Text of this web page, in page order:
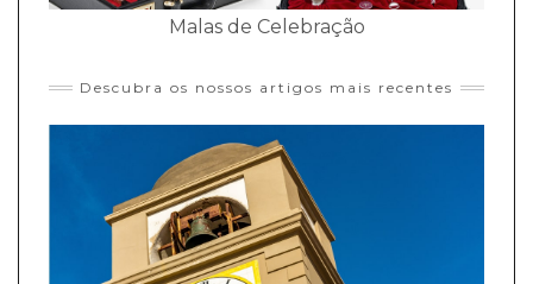
Malas de Celebração
Descubra os nossos artigos mais recentes